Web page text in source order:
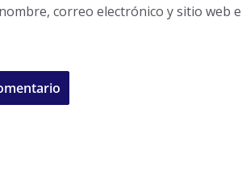
correo electrónico y sitio web